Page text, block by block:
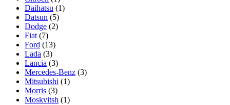
Daihatsu (1)
Datsun (5)
Dodge (2)
Fiat (7)
Ford (13)
Lada (3)
Lancia (3)
Mercedes-Benz (3)
Mitsubishi (1)
Morris (3)
Moskvitsh (1)